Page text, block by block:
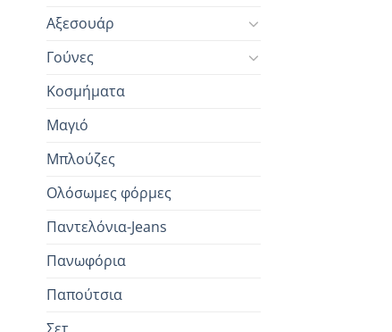
Αξεσουάρ
Γούνες
Κοσμήματα
Μαγιό
Μπλούζες
Ολόσωμες φόρμες
Παντελόνια-Jeans
Πανωφόρια
Παπούτσια